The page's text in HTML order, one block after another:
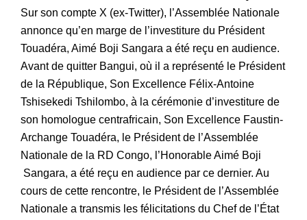
Sur son compte X (ex-Twitter), l’Assemblée Nationale
annonce qu’en marge de l’investiture du Président
Touadéra, Aimé Boji Sangara a été reçu en audience.
Avant de quitter Bangui, où il a représenté le Président
de la République, Son Excellence Félix-Antoine
Tshisekedi Tshilombo, à la cérémonie d’investiture de
son homologue centrafricain, Son Excellence Faustin-
Archange Touadéra, le Président de l’Assemblée
Nationale de la RD Congo, l’Honorable Aimé Boji
Sangara, a été reçu en audience par ce dernier. Au
cours de cette rencontre, le Président de l’Assemblée
Nationale a transmis les félicitations du Chef de l’État